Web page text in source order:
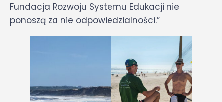
Fundacja Rozwoju Systemu Edukacji nie
ponoszą za nie odpowiedzialności.”